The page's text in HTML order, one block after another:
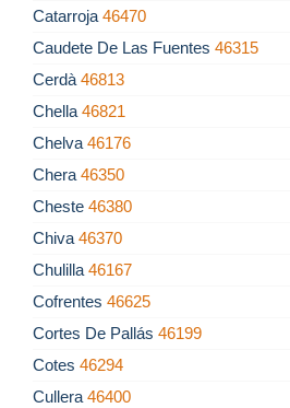
Catarroja 46470
Caudete De Las Fuentes 46315
Cerdà 46813
Chella 46821
Chelva 46176
Chera 46350
Cheste 46380
Chiva 46370
Chulilla 46167
Cofrentes 46625
Cortes De Pallás 46199
Cotes 46294
Cullera 46400